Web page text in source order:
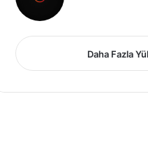
Daha Fazla